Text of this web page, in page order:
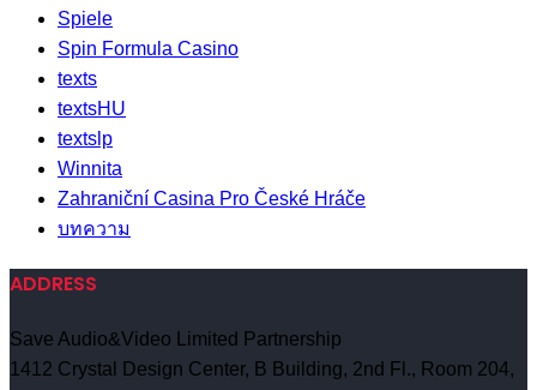
Spiele
Spin Formula Casino
texts
textsHU
textslp
Winnita
Zahraniční Casina Pro České Hráče
บทความ
ADDRESS
Save Audio&Video Limited Partnership
1412 Crystal Design Center, B Building, 2nd Fl., Room 204,